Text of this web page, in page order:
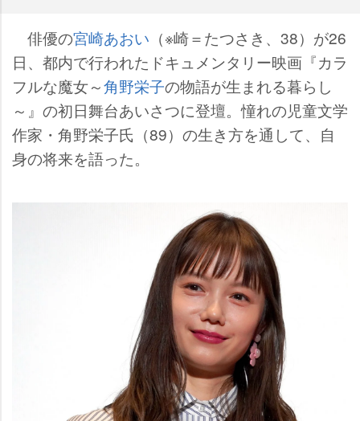
俳優の宮崎あおい （※崎＝たつさき、38）が26
日、都内で行われたドキュメンタリー映画『カラ
フルな魔女～角野栄子の物語が生まれる暮らし
～』の初日舞台あいさつに登壇。憧れの児童文学
作家・角野栄子氏（89）の生き方を通して、自
身の将来を語った。